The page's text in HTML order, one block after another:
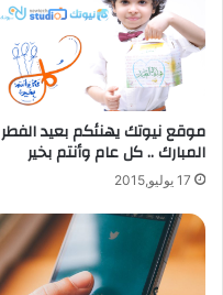
موقع نيوتك يهنئكم بعيد الفطر
المبارك .. كل عام وأنتم بخير
17 يوليو,2015